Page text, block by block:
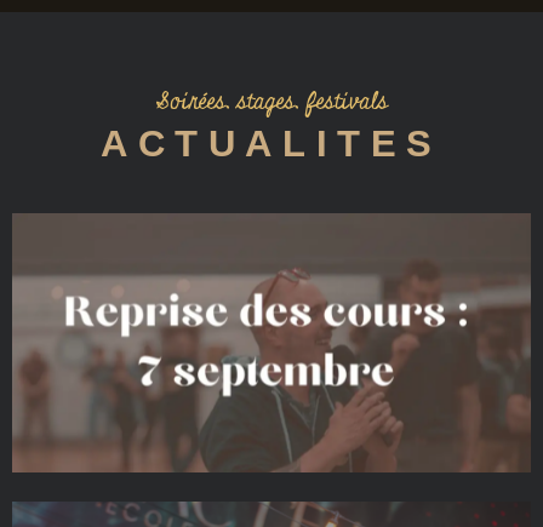
Soirées, stages, festivals
ACTUALITES